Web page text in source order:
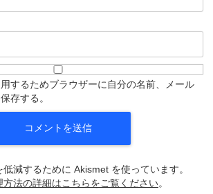
するためブラウザーに自分の名前、メール
存する。
減するために Akismet を使っています。
方法の詳細はこちらをご覧ください。